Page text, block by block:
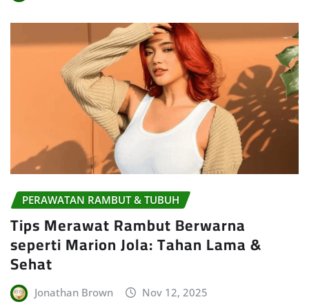
PERAWATAN RAMBUT & TUBUH
Tips Merawat Rambut Berwarna
seperti Marion Jola: Tahan Lama &
Sehat
Jonathan Brown Nov 12, 2025